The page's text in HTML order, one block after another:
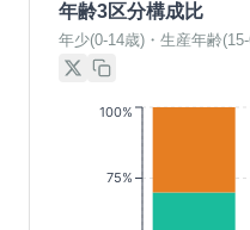
年齢3区分構成比
年少(0-14歳)・生産年齢
75%
100%